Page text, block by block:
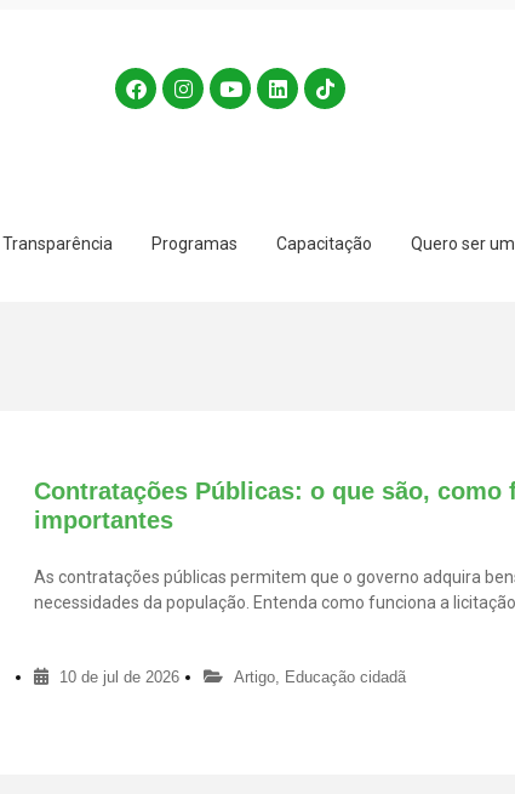
Transparência Programas Capacitação Quero ser
Contratações Públicas: o que são, como
importantes
As contratações públicas permitem que o governo adquira
necessidades da população. Entenda como funciona a
10 de jul de 2026 Artigo, Educação cidadã